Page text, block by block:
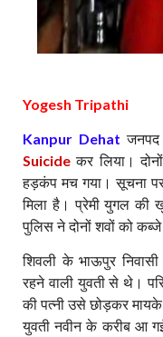
Yogesh Tripathi
Kanpur Dehatजनपद
Suicideकर लिया।
हड़कंप मच गया। सूचना
मिला है। प्रेमी युगल की
पुलिस ने दोनों शवों को
शिवली के भाऊपुर
रहने वाली युवती से थे।
की पत्नी उसे छोड़कर
युवती नवीन के करीब आ